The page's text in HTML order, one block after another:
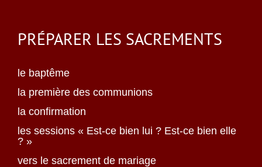
PRÉPARER LES SACREMENTS
le baptême
la première des communions
la confirmation
les sessions « Est-ce bien lui ? Est-ce bien elle
? »
vers le sacrement de mariage